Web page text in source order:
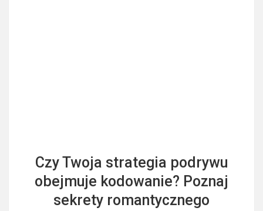
Czy Twoja strategia podrywu
obejmuje kodowanie? Poznaj
sekrety romantycznego